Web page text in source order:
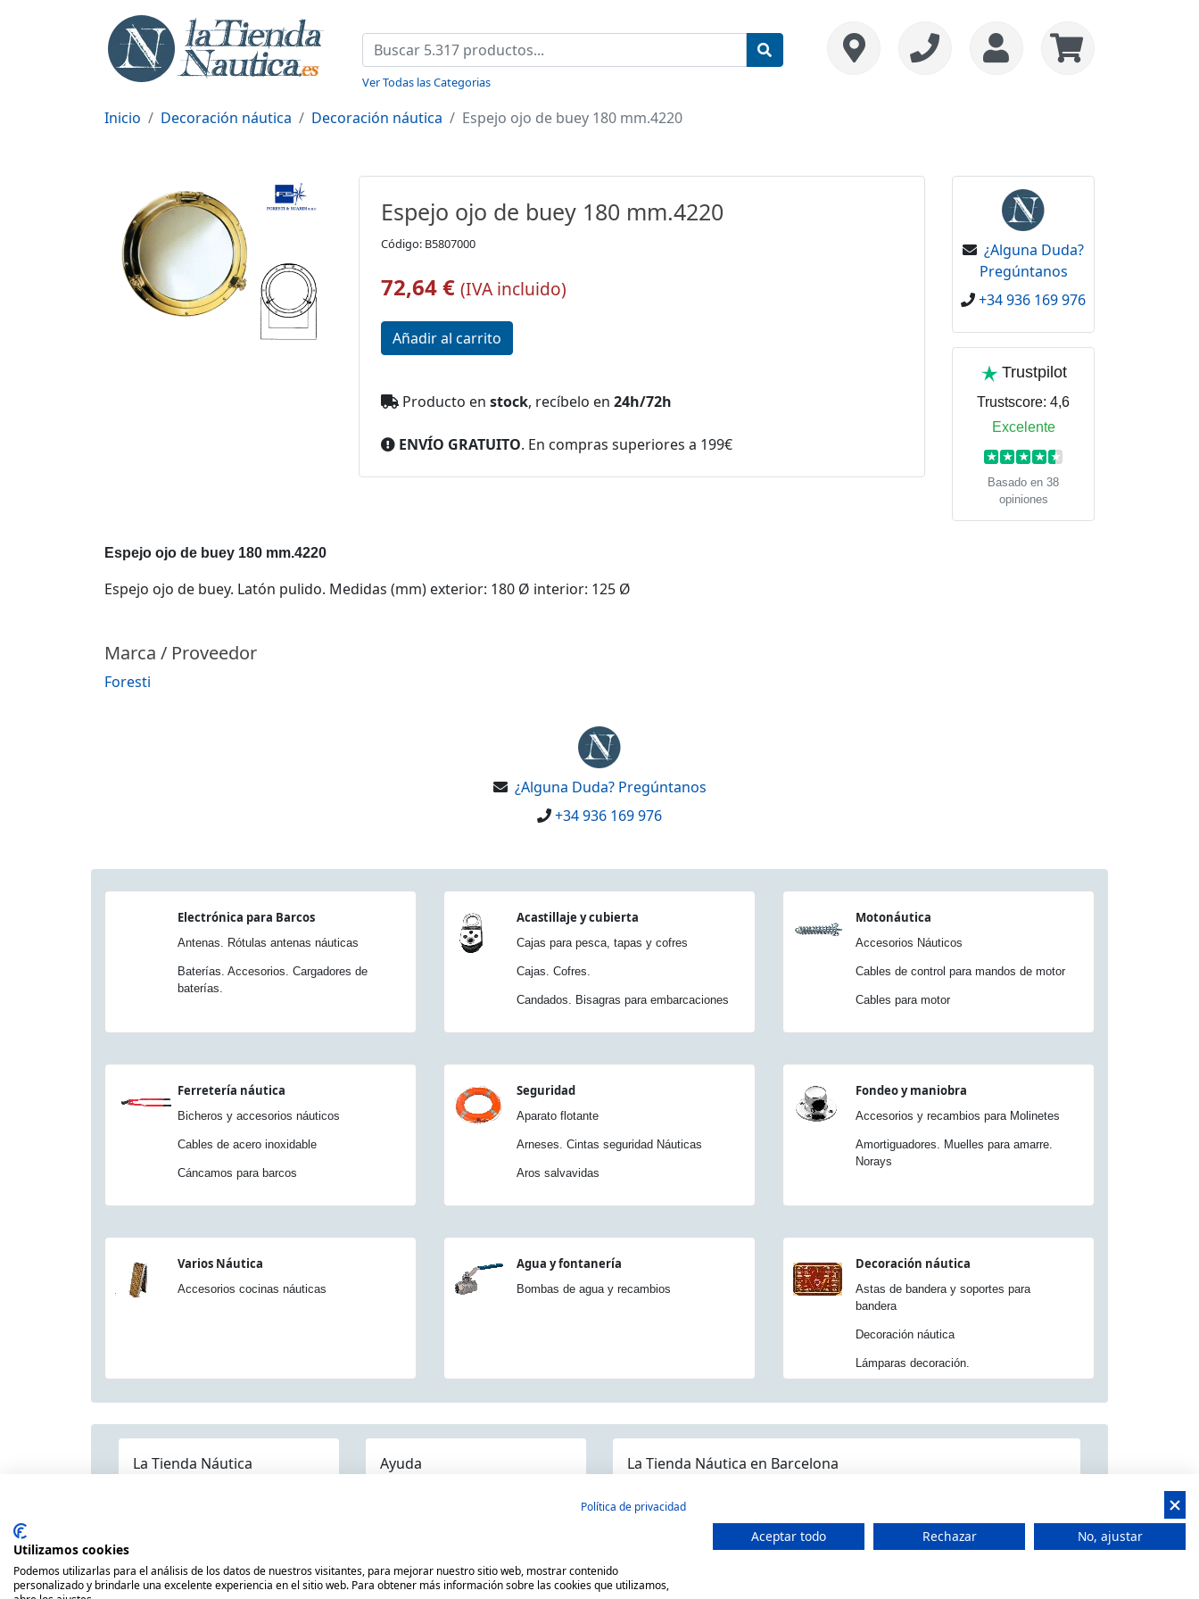
Ver Todas las Categorias
Inicio Decoración náutica Decoración náutica Espejo ojo de buey 180 mm.4220
Espejo ojo de buey 180 mm.4220
Código: B5807000
72,64 € (IVA incluido)
Producto en stock, recíbelo en 24h/72h
ENVÍO GRATUITO. En compras superiores a 199€
¿Alguna Duda?
Pregúntanos
+34 936 169 976
Trustpilot
Trustscore: 4,6
Excelente
★ ★ ★ ★ ★
Basado en 38
opiniones
Espejo ojo de buey 180 mm.4220
Espejo ojo de buey. Latón pulido. Medidas (mm) exterior: 180 Ø interior: 125 Ø
Marca / Proveedor
Foresti
¿Alguna Duda? Pregúntanos
+34 936 169 976
Electrónica para Barcos
Antenas. Rótulas antenas náuticas
Baterías. Accesorios. Cargadores de
baterías.
Acastillaje y cubierta
Cajas para pesca, tapas y cofres
Cajas. Cofres.
Candados. Bisagras para embarcaciones
Motonáutica
Accesorios Náuticos
Cables de control para mandos de motor
Cables para motor
Ferretería náutica
Bicheros y accesorios náuticos
Cables de acero inoxidable
Cáncamos para barcos
Seguridad
Aparato flotante
Arneses. Cintas seguridad Náuticas
Aros salvavidas
Fondeo y maniobra
Accesorios y recambios para Molinetes
Amortiguadores. Muelles para amarre.
Norays
Varios Náutica
Accesorios cocinas náuticas
Agua y fontanería
Bombas de agua y recambios
Decoración náutica
Astas de bandera y soportes para
bandera
Decoración náutica
Lámparas decoración.
La Tienda Náutica
Náuticas
Nuestras Marcas
Ayuda
Aviso Legal
La Tienda Náutica en Barcelona
MARSAL EQUIPOS NÁUTICOS SLL CIF: B66506940
Horario de 9.00h a 14:00h y de 15.00h a 18.00h -
Política de privacidad
Utilizamos cookies
Podemos utilizarlas para el análisis de los datos de nuestros visitantes, para mejorar nuestro sitio web, mostrar contenido
personalizado y brindarle una excelente experiencia en el sitio web. Para obtener más información sobre las cookies que utilizamos,
Aceptar todo Rechazar No, ajustar